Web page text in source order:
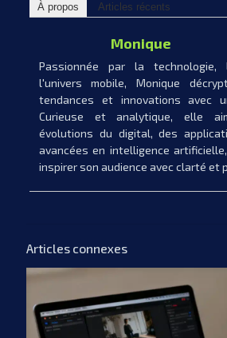
À propos Articles récents
Monique
Passionnée par la technologie,
l'univers mobile, Monique
tendances et innovations avec
Curieuse et analytique, elle
évolutions du digital, des
avancées en intelligence
inspirer son audience avec clarté et
Articles connexes